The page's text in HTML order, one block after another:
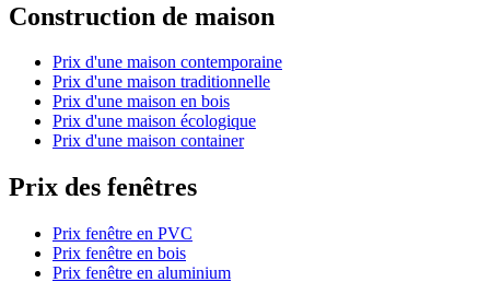
Construction de maison
Prix d'une maison contemporaine
Prix d'une maison traditionnelle
Prix d'une maison en bois
Prix d'une maison écologique
Prix d'une maison container
Prix des fenêtres
Prix fenêtre en PVC
Prix fenêtre en bois
Prix fenêtre en aluminium